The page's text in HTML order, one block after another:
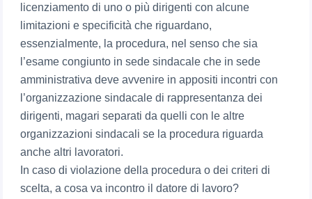
licenziamento di uno o più dirigenti con alcune
limitazioni e specificità che riguardano,
essenzialmente, la procedura, nel senso che sia
l’esame congiunto in sede sindacale che in sede
amministrativa deve avvenire in appositi incontri con
l’organizzazione sindacale di rappresentanza dei
dirigenti, magari separati da quelli con le altre
organizzazioni sindacali se la procedura riguarda
anche altri lavoratori.
In caso di violazione della procedura o dei criteri di
scelta, a cosa va incontro il datore di lavoro?